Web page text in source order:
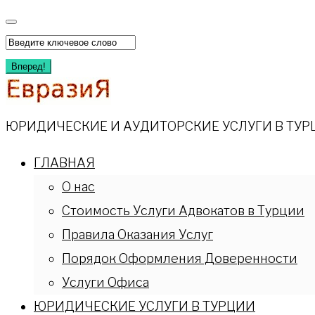
Перейти
к
содержимому
Искать:
Вперед!
ЮРИДИЧЕСКИЕ И АУДИТОРСКИЕ УСЛУГИ В
ГЛАВНАЯ
О нас
Стоимость Услуги Адвокатов в Турции
Правила Оказания Услуг
Порядок Оформления Доверенности
Услуги Офиса
ЮРИДИЧЕСКИЕ УСЛУГИ В ТУРЦИИ